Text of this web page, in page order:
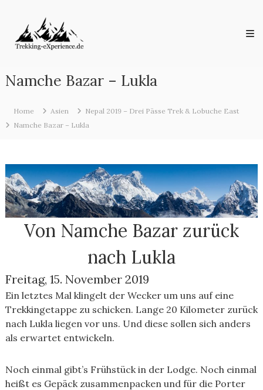
content
eXperience.de
Reiseberichte
aus
Welt
Namche Bazar – Lukla
Home Asien
Nepal 2019 – Drei Pässe Trek & Lobuche East
Namche Bazar – Lukla
Von Namche Bazar zurück
nach Lukla
Freitag, 15. November 2019
Ein letztes Mal klingelt der Wecker um uns auf eine
Trekkingetappe zu schicken. Lange 20 Kilometer zurück
nach Lukla liegen vor uns. Und diese sollen sich anders
als erwartet entwickeln.
Noch einmal gibt’s Frühstück in der Lodge. Noch einmal
heißt es Gepäck zusammenpacken und für die Porter